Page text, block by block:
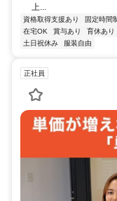
上...
資格取得支援あり 固定時間
在宅OK
賞与あり 育休あり
土日祝休み
服装自由
正社員